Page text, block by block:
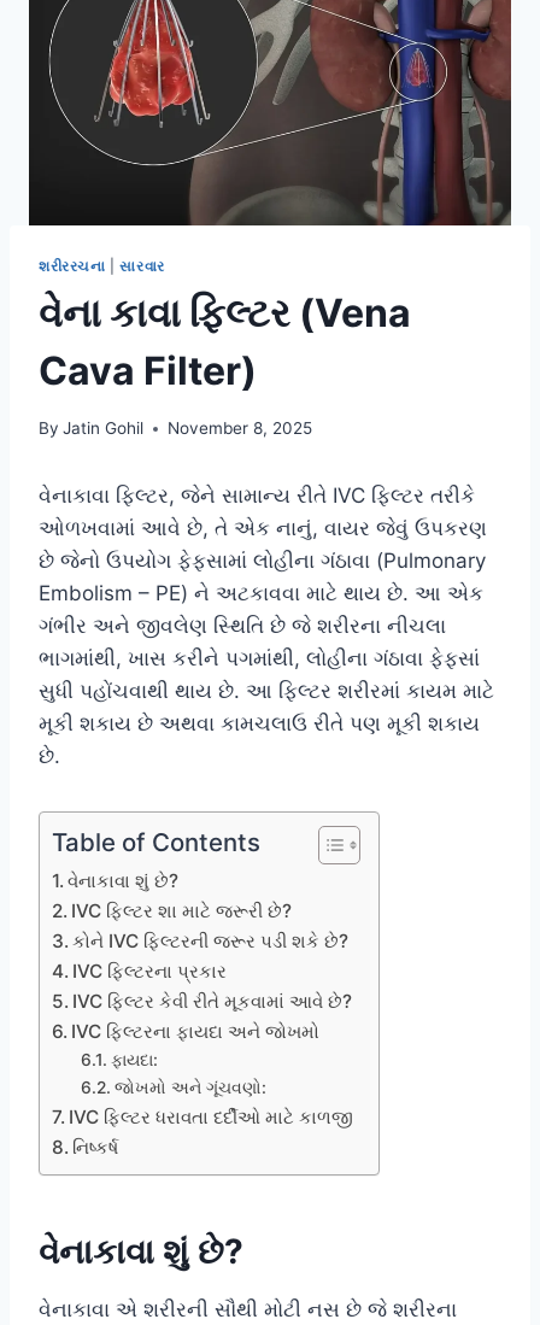
શરીરરચના |સારવાર
વેના કાવા ફિલ્ટર (Vena
Cava Filter)
By Jatin Gohil November 8, 2025
વેનાકાવા ફિલ્ટર, જેને સામાન્ય રીતે IVC ફિલ્ટર તરીકે
ઓળખવામાં આવે છે, તે એક નાનું, વાયર જેવું ઉપકરણ
છે જેનો ઉપયોગ ફેફસામાં લોહીના ગંઠાવા (Pulmonary
Embolism – PE) ને અટકાવવા માટે થાય છે. આ એક
ગંભીર અને જીવલેણ સ્થિતિ છે જે શરીરના નીચલા
ભાગમાંથી, ખાસ કરીને પગમાંથી, લોહીના ગંઠાવા ફેફસાં
સુધી પહોંચવાથી થાય છે. આ ફિલ્ટર શરીરમાં કાયમ માટે
મૂકી શકાય છે અથવા કામચલાઉ રીતે પણ મૂકી શકાય
છે.
Table of Contents
વેનાકાવા શું છે?
IVC ફિલ્ટર શા માટે જરૂરી છે?
કોને IVC ફિલ્ટરની જરૂર પડી શકે છે?
IVC ફિલ્ટરના પ્રકાર
IVC ફિલ્ટર કેવી રીતે મૂકવામાં આવે છે?
IVC ફિલ્ટરના ફાયદા અને જોખમો
ફાયદા:
જોખમો અને ગૂંચવણો:
IVC ફિલ્ટર ધરાવતા દર્દીઓ માટે કાળજી
નિષ્કર્ષ
વેનાકાવા શું છે?
વેનાકાવા એ શરીરની સૌથી મોટી નસ છે જે શરીરના